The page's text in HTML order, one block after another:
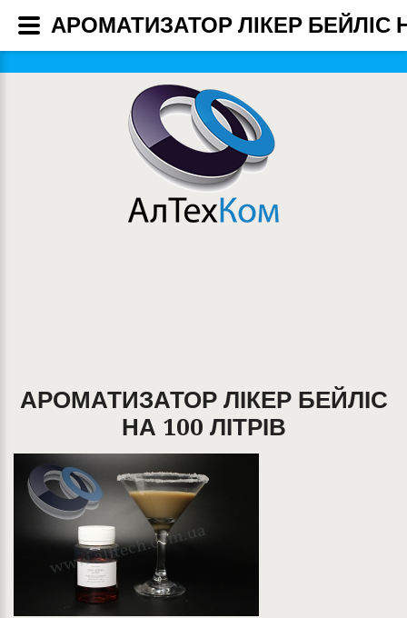
АРОМАТИЗАТОР ЛІКЕР БЕЙЛІС
НА 100 ЛІТРІВ
АРОМАТИЗАТОР ЛІКЕР БЕЙЛІС